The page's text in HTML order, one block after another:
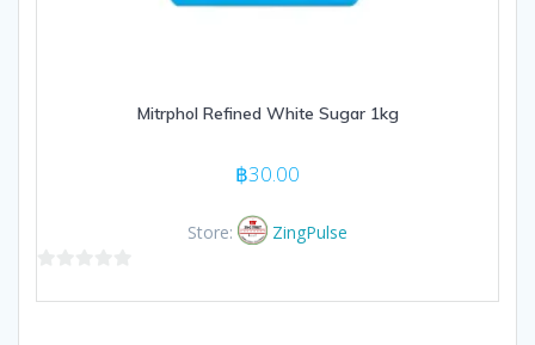
Mitrphol Refined White Sugar 1kg
฿30.00
Store: ZingPulse